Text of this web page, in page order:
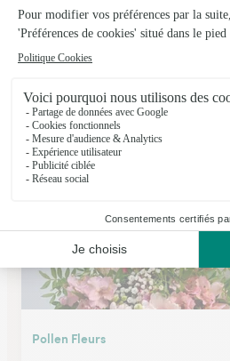
Les Maillets Fleuris
★★ ★★★4.6 (67)
207, rue des Maillets
Voir la boutique
Pollen Fleurs